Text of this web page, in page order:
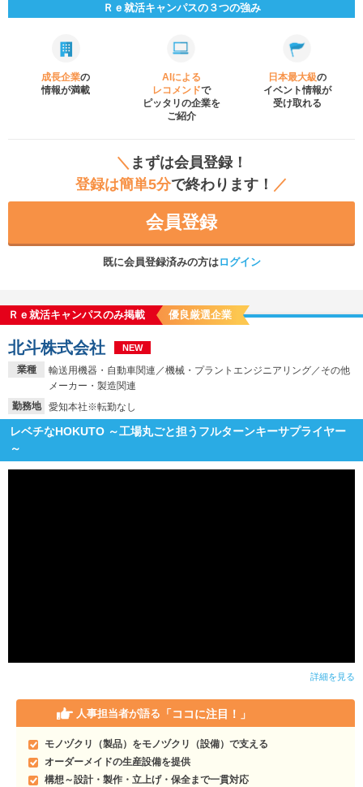
Ｒｅ就活キャンパスの３つの強み
成長企業の
情報が満載
AIによる
レコメンドで
ピッタリの企業を
ご紹介
日本最大級の
イベント情報が
受け取れる
＼ まずは会員登録！
登録は簡単5分で終わります！ ／
会員登録
既に会員登録済みの方はログイン
Ｒｅ就活キャンパスのみ掲載 優良厳選企業
業種
輸送用機器・自動車関連／機械・プラントエンジニアリング／その他
メーカー・製造関連
勤務地
愛知本社※転勤なし
北斗株式会社 NEW
レベチなHOKUTO ～工場丸ごと担うフルターンキーサプライヤー
～
詳細を見る
人事担当者が語る 「ココに注目！」
モノヅクリ（製品）をモノヅクリ（設備）で支える
オーダーメイドの生産設備を提供
構想～設計・製作・立上げ・保全まで一貫対応